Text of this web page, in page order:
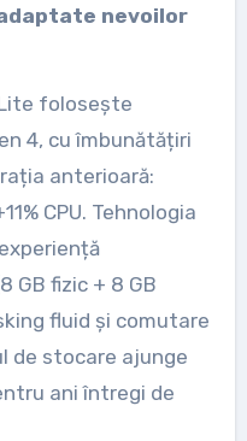
nevoilor
Lite folosește
4, cu îmbunătățiri
anterioară:
CPU. Tehnologia
GB fizic + 8 GB
fluid și comutare
de stocare ajunge
ani întregi de